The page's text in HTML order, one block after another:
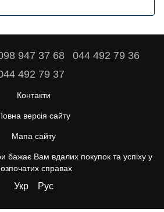
947 37 68
044 492 79 36
492 79 37
Контакти
версія сайту
Мапа сайту
бажає Вам вдалих покупок та успіху у
справах
Укр Рус